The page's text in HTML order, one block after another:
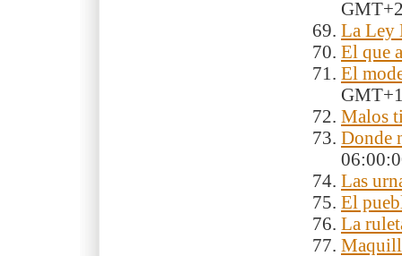
La Ley
El que
El
Malos
Donde
Las
El
La